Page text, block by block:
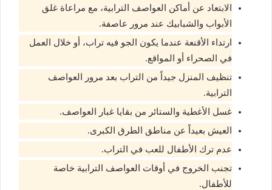
الابتعاد عن أماكن العواصف الترابية، مع مراعاة غلق
الأبواب والشبابيك عند مرور عاصفة.
ارتداء الأقنعة عندما يكون الجو فيه تراب، أو خلال العمل
في الصحراء أو المواقع.
تنظيف المنزل جيداً من التراب بعد مرور العواصف
الترابية.
غسل الأغطية والستائر من بقايا غبار العواصف.
العيش بعيداً عن مناطق الطرق الكبرى.
عدم ترك الأطفال للعب في التراب.
تجنب الخروج في أوقات العواصف الترابية خاصة
للأطفال.